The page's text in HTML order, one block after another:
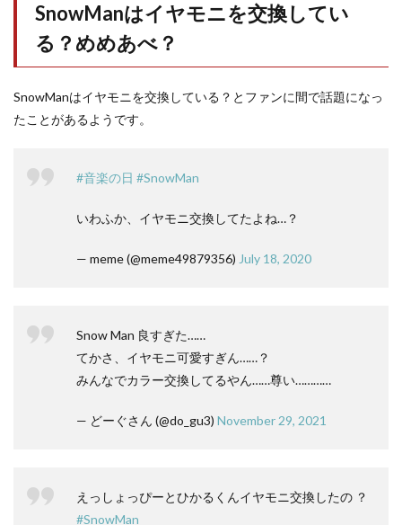
SnowManはイヤモニを交換してい
る？めめあべ？
SnowManはイヤモニを交換している？とファンに間で話題になっ
たことがあるようです。
#音楽の日 #SnowMan
いわふか、イヤモニ交換してたよね…？
— meme (@meme49879356) July 18, 2020
Snow Man 良すぎた……
てかさ、イヤモニ可愛すぎん……？
みんなでカラー交換してるやん……尊い…………
— どーぐさん (@do_gu3) November 29, 2021
えっしょっぴーとひかるくんイヤモニ交換したの ？
#SnowMan